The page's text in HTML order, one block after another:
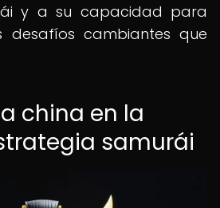
y a su capacidad para
cambiantes que
china en la
samurái